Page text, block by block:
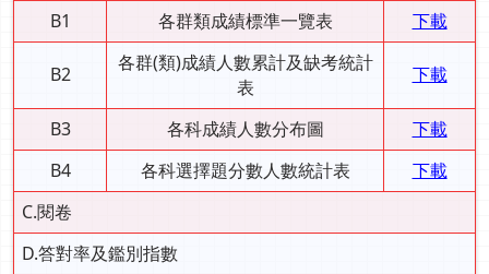
B1
各群類成績標準一覽表 下載
B2
各群(類)成績人數累計及缺考統計
表
下載
B3 各科成績人數分布圖
下載
B4
各科選擇題分數人數統計表
下載
C.閱卷
D.答對率及鑑別指數